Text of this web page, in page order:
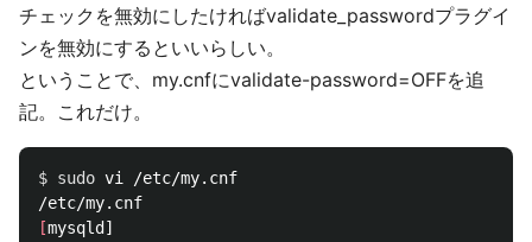
チェックを無効にしたければvalidate_passwordプラグイ
ンを無効にするといいらしい。
ということで、my.cnfにvalidate-password=OFFを追
記。これだけ。
$ sudo vi /etc/my.cnf
[mysqld]